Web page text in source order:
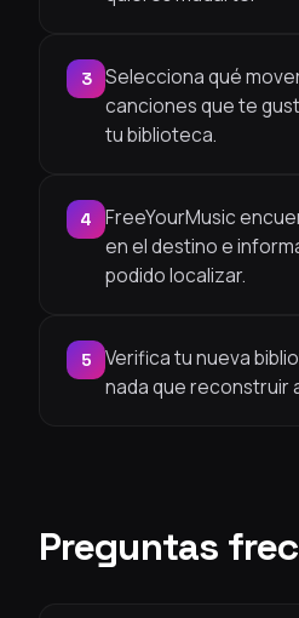
3
Selecciona qué
canciones que te
tu biblioteca.
4
FreeYourMusic
en el destino e
podido localizar.
5
Verifica tu nueva
nada que reconstruir
Preguntas